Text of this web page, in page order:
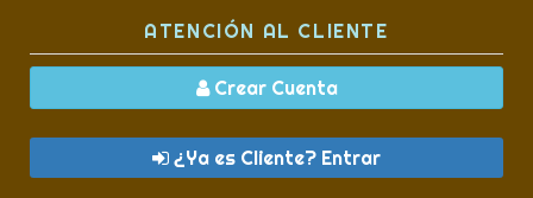
ATENCIÓN AL CLIENTE
Crear Cuenta
¿Ya es Cliente? Entrar